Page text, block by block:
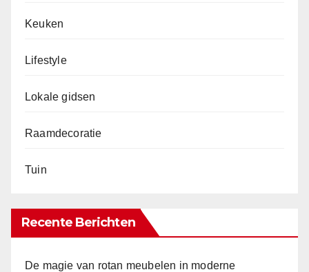
Keuken
Lifestyle
Lokale gidsen
Raamdecoratie
Tuin
Recente Berichten
De magie van rotan meubelen in moderne